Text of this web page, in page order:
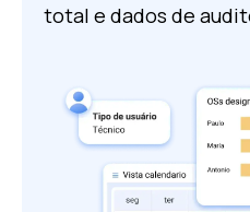
total e dados de